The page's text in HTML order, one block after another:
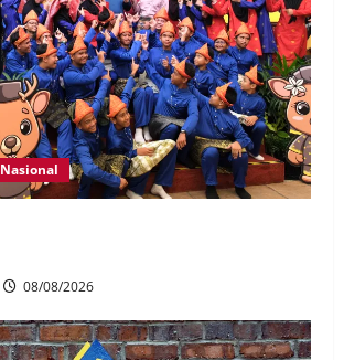
Nasional
08/08/2026